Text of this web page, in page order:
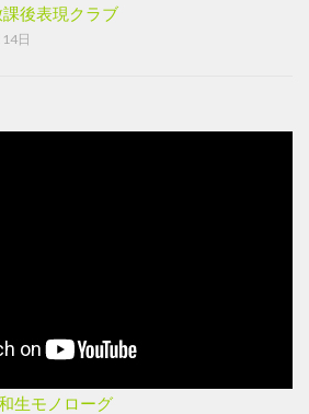
後表現クラブ
日
生モノローグ